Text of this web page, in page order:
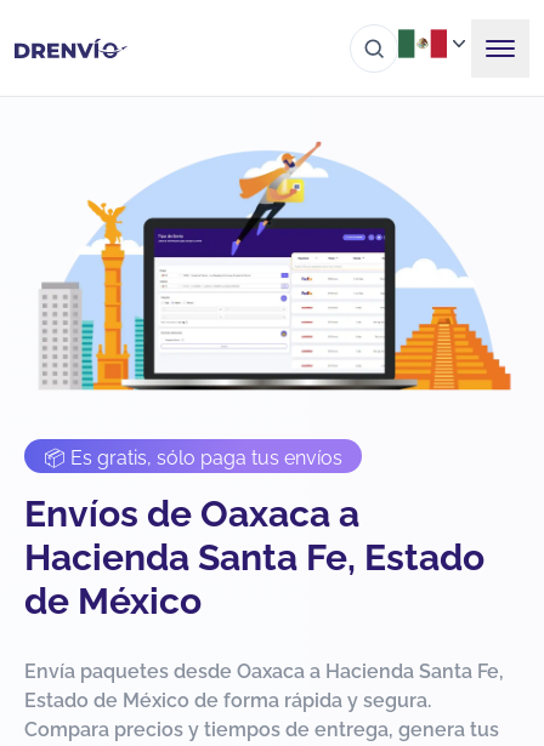
📦 Es gratis, sólo paga tus envíos
Envíos de Oaxaca a
Hacienda Santa Fe, Estado
de México
Envía paquetes desde Oaxaca a Hacienda Santa Fe,
Estado de México de forma rápida y segura.
Compara precios y tiempos de entrega, genera tus